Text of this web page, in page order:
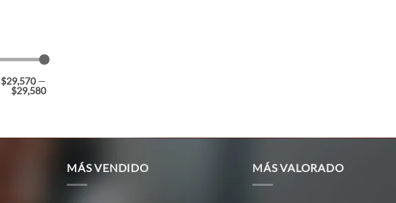
$29,570—
$29,580
MÁS VENDIDO MÁS VALORADO